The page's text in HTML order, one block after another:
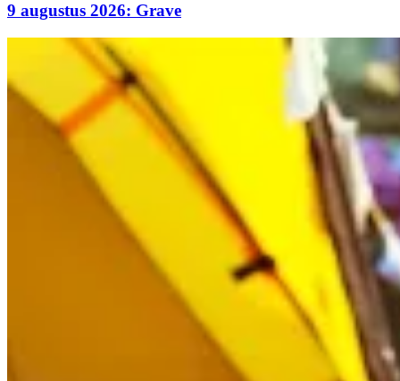
9 augustus 2026: Grave